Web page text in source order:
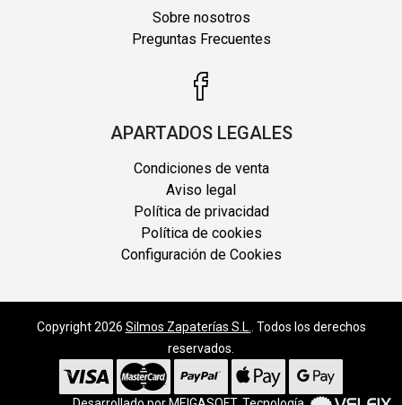
Sobre nosotros
Preguntas Frecuentes
APARTADOS LEGALES
Condiciones de venta
Aviso legal
Política de privacidad
Política de cookies
Configuración de Cookies
Copyright 2026 Silmos Zapaterías S.L.
. Todos los derechos
reservados.